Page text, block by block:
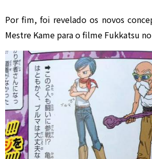
Por fim, foi revelado os novos
Mestre Kame para o filme Fukkatsu